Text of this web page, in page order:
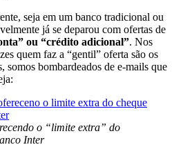
seja em um banco tradicional ou
já se deparou com ofertas de
ou “crédito adicional”. Nos
quem faz a “gentil” oferta são os
somos bombardeados de e-mails que
o “limite extra” do
Inter